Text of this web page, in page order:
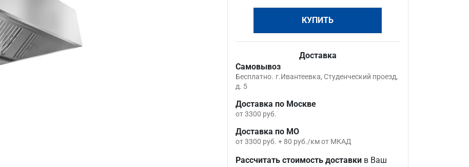
КУПИТЬ
Доставка
Самовывоз
Бесплатно. г.Ивантеевка, Студенческий проезд,
д. 5
Доставка по Москве
от 3300 руб.
Доставка по МО
от 3300 руб. + 80 руб./км от МКАД
Рассчитать стоимость доставкив Ваш